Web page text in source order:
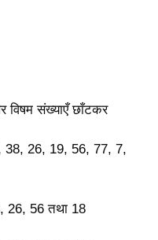
संख्याएँ छाँटकर
38, 26, 19, 56, 77, 7,
26, 56 तथा 18